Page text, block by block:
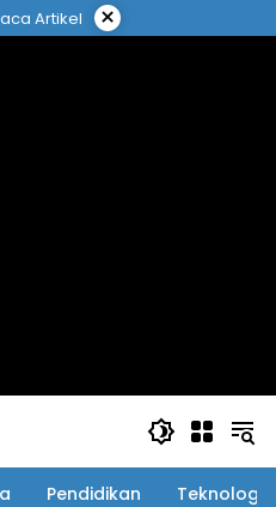
Artikel ×
Pendidikan Teknologi